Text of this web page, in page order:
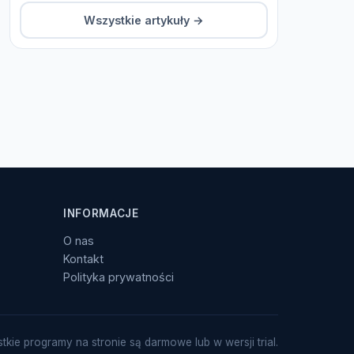
Wszystkie artykuły →
INFORMACJE
O nas
Kontakt
Polityka prywatności
programy na stronie są darmowe lub w wersji trial.